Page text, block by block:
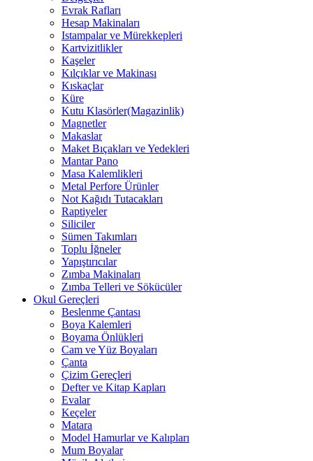
Evrak Rafları
Hesap Makinaları
Istampalar ve Mürekkepleri
Kartvizitlikler
Kaşeler
Kılçıklar ve Makinası
Kıskaçlar
Küre
Kutu Klasörler(Magazinlik)
Magnetler
Makaslar
Maket Bıçakları ve Yedekleri
Mantar Pano
Masa Kalemlikleri
Metal Perfore Ürünler
Not Kağıdı Tutacakları
Raptiyeler
Siliciler
Sümen Takımları
Toplu İğneler
Yapıştırıcılar
Zımba Makinaları
Zımba Telleri ve Sökücüler
Okul Gereçleri
Beslenme Çantası
Boya Kalemleri
Boyama Önlükleri
Cam ve Yüz Boyaları
Çanta
Çizim Gereçleri
Defter ve Kitap Kapları
Evalar
Keçeler
Matara
Model Hamurlar ve Kalıpları
Mum Boyalar